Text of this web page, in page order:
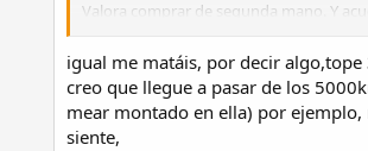
Valora comprar de segunda mano. Y
Jamás oigas las recomendaciones de
Reflexiona durante mínimo un mes.
En ese mes no veas más coches ni
El día 30 del mes preguntate si sigues
igual me matáis, por decir
creo que llegue a pasar de los
mear montado en ella) por ejemplo,
siente,